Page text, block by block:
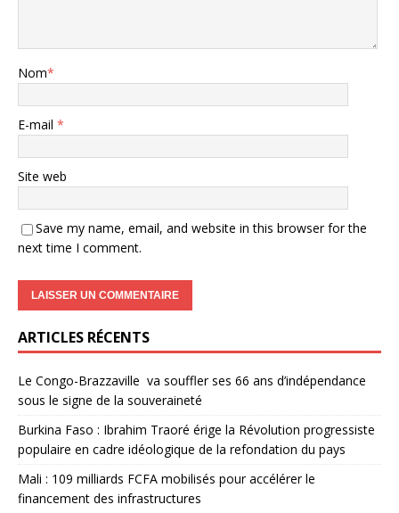
Nom*
E-mail *
Site web
Save my name, email, and website in this browser for the
next time I comment.
ARTICLES RÉCENTS
Le Congo-Brazzaville va souffler ses 66 ans d’indépendance
sous le signe de la souveraineté
Burkina Faso : Ibrahim Traoré érige la Révolution progressiste
populaire en cadre idéologique de la refondation du pays
Mali : 109 milliards FCFA mobilisés pour accélérer le
financement des infrastructures